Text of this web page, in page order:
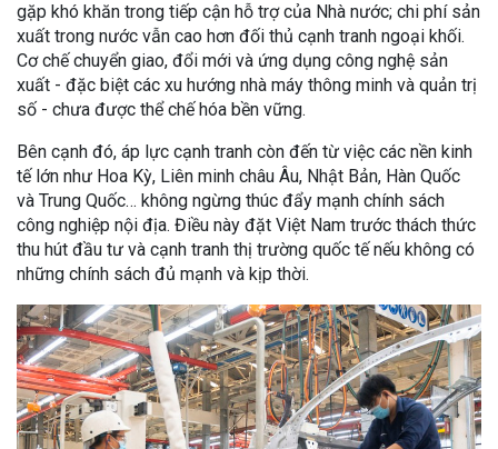
gặp khó khăn trong tiếp cận hỗ trợ của Nhà nước; chi phí sản
xuất trong nước vẫn cao hơn đối thủ cạnh tranh ngoại khối.
Cơ chế chuyển giao, đổi mới và ứng dụng công nghệ sản
xuất - đặc biệt các xu hướng nhà máy thông minh và quản trị
số - chưa được thể chế hóa bền vững.
Bên cạnh đó, áp lực cạnh tranh còn đến từ việc các nền kinh
tế lớn như Hoa Kỳ, Liên minh châu Âu, Nhật Bản, Hàn Quốc
và Trung Quốc… không ngừng thúc đẩy mạnh chính sách
công nghiệp nội địa. Điều này đặt Việt Nam trước thách thức
thu hút đầu tư và cạnh tranh thị trường quốc tế nếu không có
những chính sách đủ mạnh và kịp thời.